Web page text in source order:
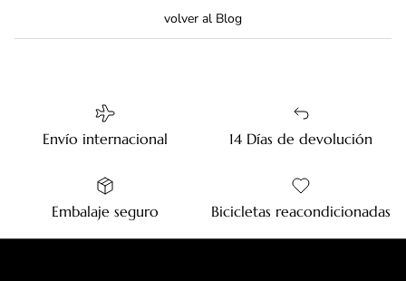
volver al Blog
Envío internacional 14 Días de devolución
Embalaje seguro Bicicletas reacondicionadas